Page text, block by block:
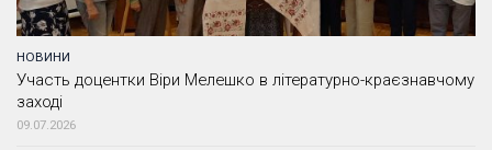
НОВИНИ
Участь доцентки Віри Мелешко в літературно-краєзнавчому
заході
09.07.2026